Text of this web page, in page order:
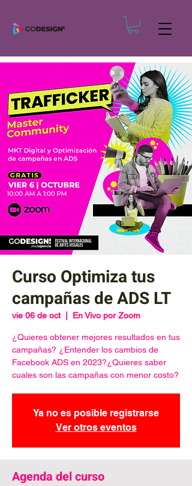
Curso Optimiza tus
campañas de ADS LT
vie 06 de oct
  |
En Vivo por Zoom
¿Quieres obtener mejores resultados en tus
campañas? ¿Entender los cambios de
Facebook ADS en 2023?¿Quieres saber
cuales son las campañas con menor costo?
Ya no es posible registrarse
Ver otros eventos
Agenda del curso